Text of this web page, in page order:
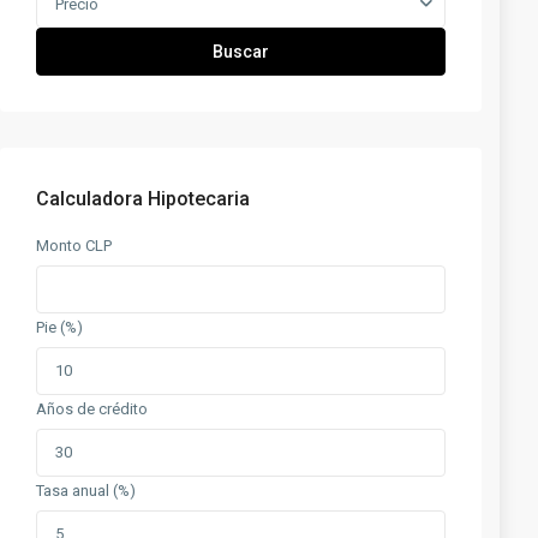
Precio
Buscar
Calculadora Hipotecaria
Monto CLP
Pie (%)
Años de crédito
Tasa anual (%)